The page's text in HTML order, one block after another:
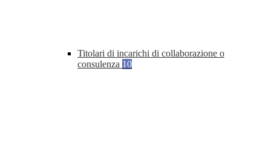
Titolari di incarichi di collaborazione o
consulenza 10